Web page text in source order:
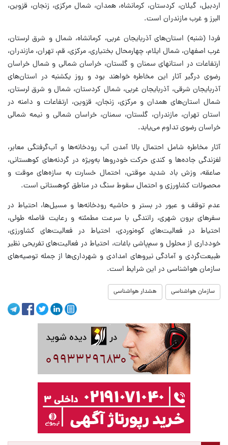
اردبیل، گیلان، کردستان، کرمانشاه، همدان، شمال مرکزی، زنجان، قزوین،
البرز و غرب مازندران است.
فردا (شنبه) استان‌های آذربایجان غربی، کرمانشاه، شمال و شرق لرستان،
غرب اصفهان، شمال ایلام، چهارمحال بختیاری، مرکزی، قم، تهران، مازندران،
ارتفاعات در استانهای سمنان و گلستان، خراسان شمالی و شمال خراسان
رضوی درگیر آثار این مخاطره خواهند بود و روز یکشنبه در استان‌های
آذربایجان شرقی، آذربایجان غربی، شمال کردستان، شمال و شرق لرستان،
شمال استان‌های همدان و مرکزی، زنجان، قزوین، ارتفاعات و دامنه در
استان تهران، مازندران، گلستان، سمنان، خراسان شمالی و نیمه شمالی
خراسان رضوی تداوم می‌یابد.
آثار مخاطره شامل احتمال بالا آمدن آب رودخانه‌ها و آب‌گرفتگی معابر،
لغزندگی جاده‌ها و کندی حرکت خودروها به‌ویژه در گردنه‌های کوهستانی،
صاعقه، وزش باد شدید موقتی، احتمال خسارت به سازه‌های موقت و
محصولات کشاورزی و احتمال سقوط سنگ در مناطق کوهستانی است.
عدم توقف و عبور در بستر و حاشیه رودخانه‌ها و مسیل‌ها، احتیاط در
سفرهای برون شهری، رانندگی با سرعت مطمئنه و رعایت فاصله طولی،
احتیاط در فعالیت‌های کوه‌نوردی، احتیاط در فعالیت‌های کشاورزی،
خودداری از محلول و سم‌پاشی باغات، احتیاط در فعالیت‌های تفریحی نظیر
طبیعت‌گردی و آمادگی نیروهای امدادی و شهرداری‌ها از جمله توصیه‌های
سازمان هواشناسی در این شرایط است.
سازمان هواشناسی هشدار هواشناسی